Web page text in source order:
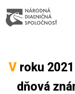
Vroku 2021
dňová